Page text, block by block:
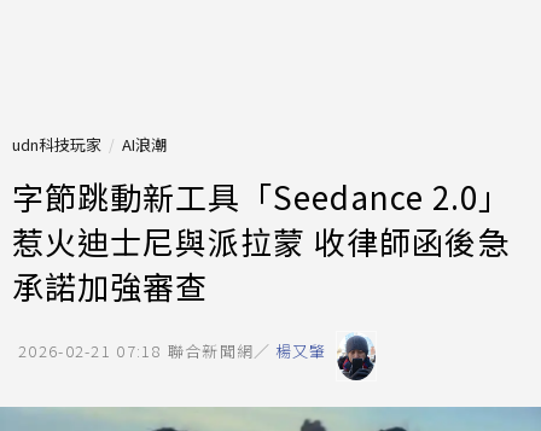
udn科技玩家 AI浪潮
字節跳動新工具「Seedance 2.0」
惹火迪士尼與派拉蒙 收律師函後急
承諾加強審查
2026-02-21 07:18 聯合新聞網／ 楊又肇